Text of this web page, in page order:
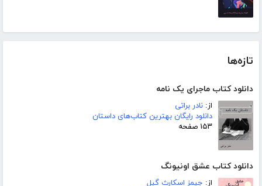
تازه‌ها
دانلود کتاب ماجرای یک نامه
از: نادر براتی
دانلود رایگان بهترین کتاب‌های داستان
۱۵۳ صفحه
دانلود کتاب عشق اونیونگ
از: جیمز اسکارث گیل